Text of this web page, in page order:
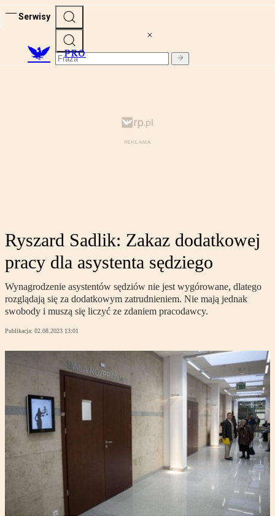
Serwisy
PRO
Ryszard Sadlik: Zakaz dodatkowej
pracy dla asystenta sędziego
Wynagrodzenie asystentów sędziów nie jest wygórowane, dlatego
rozglądają się za dodatkowym zatrudnieniem. Nie mają jednak
swobody i muszą się liczyć ze zdaniem pracodawcy.
Publikacja: 02.08.2023 13:01